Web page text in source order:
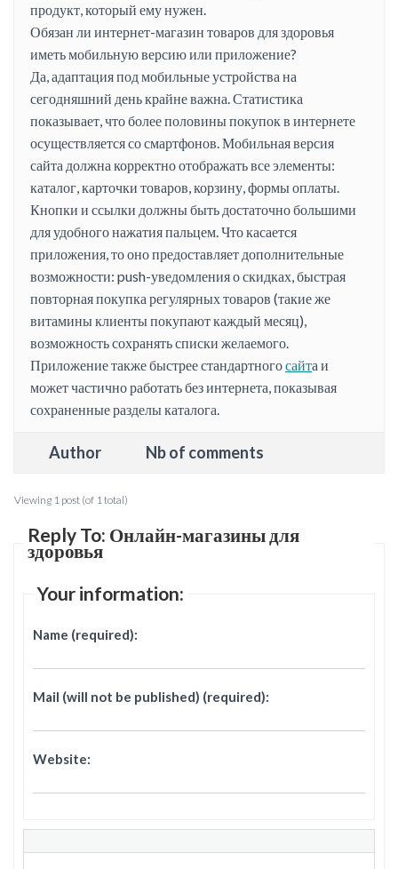
продукт, который ему нужен.
Обязан ли интернет-магазин товаров для здоровья
иметь мобильную версию или приложение?
Да, адаптация под мобильные устройства на
сегодняшний день крайне важна. Статистика
показывает, что более половины покупок в интернете
осуществляется со смартфонов. Мобильная версия
сайта должна корректно отображать все элементы:
каталог, карточки товаров, корзину, формы оплаты.
Кнопки и ссылки должны быть достаточно большими
для удобного нажатия пальцем. Что касается
приложения, то оно предоставляет дополнительные
возможности: push-уведомления о скидках, быстрая
повторная покупка регулярных товаров (такие же
витамины клиенты покупают каждый месяц),
возможность сохранять списки желаемого.
Приложение также быстрее стандартногосайта и
может частично работать без интернета, показывая
сохраненные разделы каталога.
Author Nb of comments
Viewing 1 post (of 1 total)
Reply To: Онлайн-магазины для
здоровья
Your information:
Name (required):
Mail (will not be published) (required):
Website: